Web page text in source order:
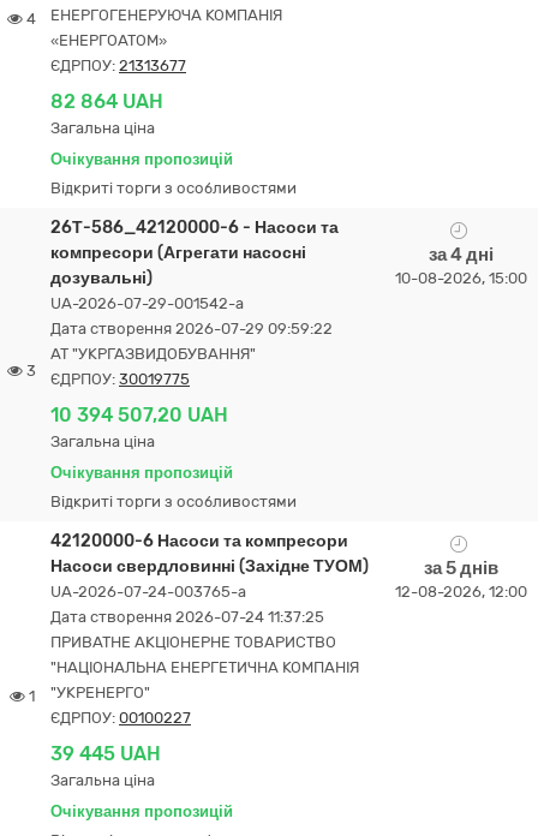
4
ЕНЕРГОГЕНЕРУЮЧА КОМПАНІЯ
«ЕНЕРГОАТОМ»
ЄДРПОУ: 21313677
82 864 UAH
Загальна ціна
Очікування пропозицій
Відкриті торги з особливостями
3
26Т-586_42120000-6 - Насоси та
компресори (Агрегати насосні
дозувальні)
UA-2026-07-29-001542-a
Дата створення 2026-07-29 09:59:22
АТ "УКРГАЗВИДОБУВАННЯ"
ЄДРПОУ: 30019775
10 394 507,20 UAH
Загальна ціна
Очікування пропозицій
Відкриті торги з особливостями
за 4 дні
10-08-2026, 15:00
1
42120000-6 Насоси та компресори
Насоси свердловинні (Західне ТУОМ)
UA-2026-07-24-003765-a
Дата створення 2026-07-24 11:37:25
ПРИВАТНЕ АКЦІОНЕРНЕ ТОВАРИСТВО
"НАЦІОНАЛЬНА ЕНЕРГЕТИЧНА КОМПАНІЯ
"УКРЕНЕРГО"
ЄДРПОУ: 00100227
39 445 UAH
Загальна ціна
Очікування пропозицій
за 5 днів
12-08-2026, 12:00